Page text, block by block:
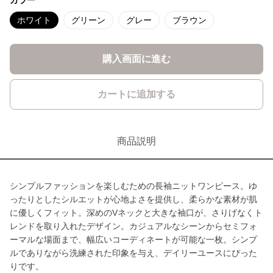
ホワイト グリーン グレー ブラウン
購入画面に進む
カートに追加する
商品説明
シンプルファッションを楽しむための長袖ニットワンピース。ゆ
ったりとしたシルエットが心地よさを提供し、柔らかな素材が肌
に優しくフィット。深めのVネックと大きな袖口が、さりげなくト
レンドを取り入れたデザイン。カジュアルなシーンからセミフォ
ーマルな場面まで、幅広いコーディネートが可能な一枚。シンプ
ルでありながら洗練された印象を与え、デイリーユースにぴった
りです。